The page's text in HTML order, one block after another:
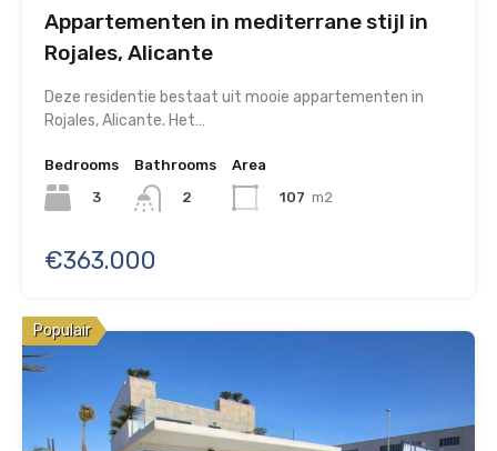
Appartementen in mediterrane stijl in
Rojales, Alicante
Deze residentie bestaat uit mooie appartementen in
Rojales, Alicante. Het…
Bedrooms
3
Bathrooms
2
Area
107 m2
€363.000
Populair